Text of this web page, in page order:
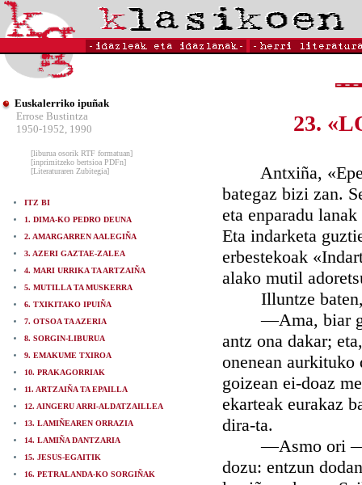
Euskalerriko ipuñak
Errose Bustintza
1950-1952, 1990
[liburua osorik RTF formatuan]
[inprimitzeko bertsioa PDFn]
[Literaturaren Zubitegia]
ITZ BI
1. DIMA-KO PEDRO DEUNA
2. AMARGARREN AALEGIÑA
3. AZERI GAZTAE-ZALEA
4. MARI URRIKA TA ARTZAIÑA
5. MUTILLA TA MUSKERRA
6. TXIKITAKO IPUIÑA
7. OTSOA TA AZERIA
8. SORGIN-LIBURUA
9. EMAKUME TXIROA
10. PRAKAGORRIAK
11. ARTZAIÑA TA EPAILLA
12. AINGERU ARRI-ALDATZAILLEA
13. LAMIÑEAREN ORRAZIA
14. LAMIÑA DANTZARIA
15. JESUS-EGAITIK
16. PETRALANDA-KO SORGIÑAK
23.
Antxiña,
bategaz bizi zan.
eta enparadu
Eta indarketa
erbestekoak
alako mutil
Illuntze baten,
—Ama, biar
antz ona dakar;
onenean
goizean ei-doaz
ekarteak eurakaz
dira-ta.
—Asmo ori
dozu: entzun